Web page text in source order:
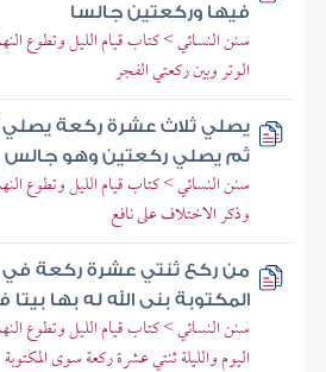
فيها وركعتين جالسا
سنن النسائي > كتاب قيام الليل وتطوع
الوتر وبين ركعتي الفجر
يصلي ثلاث عشرة ركعة يصلي
ثم يصلي ركعتين وهو جالس
سنن النسائي > كتاب قيام الليل وتطوع
وذكر الاختلاف على نافع
من ركع ثنتي عشرة ركعة في
المكتوبة بنى الله له بها بيتا
سنن النسائي > كتاب قيام الليل وتطوع
اليوم والليلة ثنتي عشرة ركعة سوى المكتوبة